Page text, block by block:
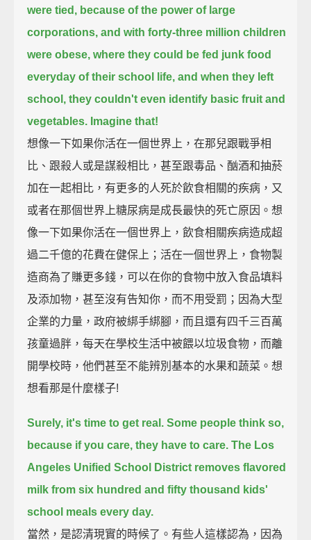
were tied, because of the power of large
corporations, and with forty-three million children
were obese, where they could be fed junk food
everyday of their school life, and when they left
school, they couldn't even identify basic fruit and
vegetables. Imagine that!
想像一下如果你活在一個世界上，在那兒跟戰爭相
比、跟殺人或是謀殺相比，甚至跟毒品、酗酒和抽菸
加在一起相比，有更多的人死於飲食相關的疾病，又
或者在那個世界上糖尿病是成長最快的死亡原因。想
像一下如果你活在一個世界上，飲食相關疾病造成超
過二千億的花費在健保上；活在一個世界上，食物製
造商為了賺更多錢，可以在你的食物中放入食品填料
及添加物，甚至沒有告知你，而不用受罰；因為大型
企業的力量，政府被綁手綁腳，而且還有四千三百萬
孩童過胖，每天在學校生活中被餵以垃圾食物，而離
開學校時，他們甚至不能辨別基本的水果和蔬菜。想
想看那是什麼樣子!
Surely, it's time to get real. Some people think so,
because if you care, they have to care. The Los
Angeles Unified School District removes flavored
milk from six hundred and fifty thousand kids'
school meals every day.
當然，是認清現實的時候了。有些人這樣認為，因為